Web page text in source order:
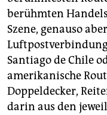
berühmten
Szene, genauso
Santiago de Chile
amerikanische
Doppeldecker,
darin aus den